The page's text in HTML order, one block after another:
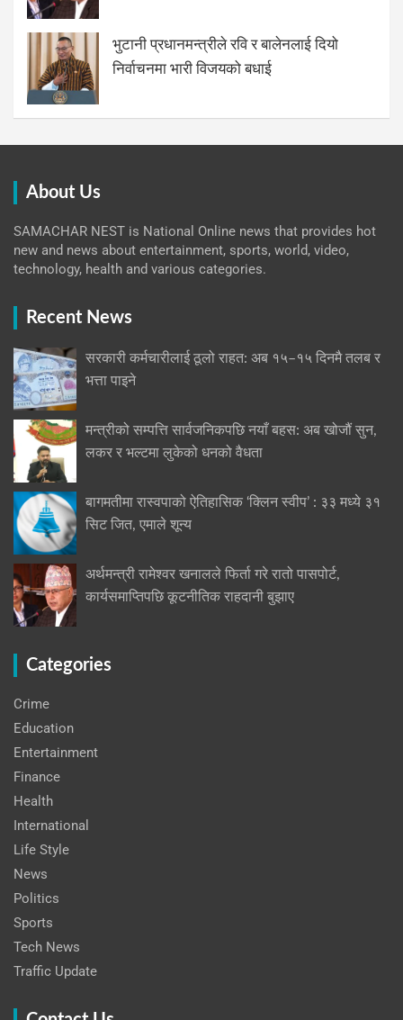
भुटानी प्रधानमन्त्रीले रवि र बालेनलाई दियो
निर्वाचनमा भारी विजयको बधाई
About Us
SAMACHAR NEST is National Online news that provides hot
new and news about entertainment, sports, world, video,
technology, health and various categories.
Recent News
सरकारी कर्मचारीलाई ठूलो राहत: अब १५–१५ दिनमै तलब र
भत्ता पाइने
मन्त्रीको सम्पत्ति सार्वजनिकपछि नयाँ बहस: अब खोजौं सुन,
लकर र भल्टमा लुकेको धनको वैधता
बागमतीमा रास्वपाको ऐतिहासिक ‘क्लिन स्वीप’ : ३३ मध्ये ३१
सिट जित, एमाले शून्य
अर्थमन्त्री रामेश्वर खनालले फिर्ता गरे रातो पासपोर्ट,
कार्यसमाप्तिपछि कूटनीतिक राहदानी बुझाए
Categories
Crime
Education
Entertainment
Finance
Health
International
Life Style
News
Politics
Sports
Tech News
Traffic Update